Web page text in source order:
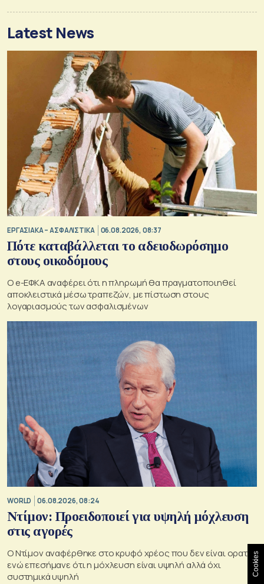
Latest News
ΕΡΓΑΣΙΑΚΑ – ΑΣΦΑΛΙΣΤΙΚΑ 06.08.2026, 08:37
Πότε καταβάλλεται το αδειοδωρόσημο
στους οικοδόμους
O e-ΕΦΚΑ αναφέρει ότι η πληρωμή θα πραγματοποιηθεί
αποκλειστικά μέσω τραπεζών, με πίστωση στους
λογαριασμούς των ασφαλισμένων
WORLD 06.08.2026, 08:24
Ντίμον: Προειδοποιεί για υψηλή μόχλευση
στις αγορές
Ο Ντίμον αναφέρθηκε στο κρυφό χρέος που δεν είναι ορατό
ενώ επεσήμανε ότι η μόχλευση είναι υψηλή αλλά όχι
συστημικά υψηλή
Cookies